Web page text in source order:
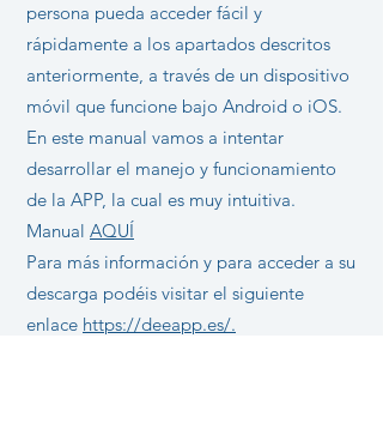
persona pueda acceder fácil y
rápidamente a los apartados descritos
anteriormente, a través de un dispositivo
móvil que funcione bajo Android o iOS.
En este manual vamos a intentar
desarrollar el manejo y funcionamiento
de la APP, la cual es muy intuitiva.
Manual AQUÍ
Para más información y para acceder a su
descarga podéis visitar el siguiente
enlace https://deeapp.es/.